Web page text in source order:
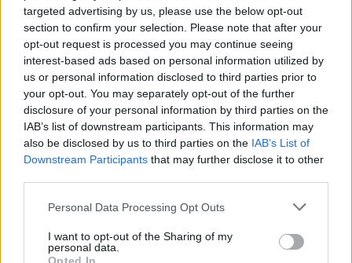
targeted advertising by us, please use the below opt-out
section to confirm your selection. Please note that after your
opt-out request is processed you may continue seeing
interest-based ads based on personal information utilized by
us or personal information disclosed to third parties prior to
your opt-out. You may separately opt-out of the further
disclosure of your personal information by third parties on the
IAB’s list of downstream participants. This information may
also be disclosed by us to third parties on the IAB’s List of
Downstream Participants that may further disclose it to other
Personal Data Processing Opt Outs
I want to opt-out of the Sharing of my
personal data.